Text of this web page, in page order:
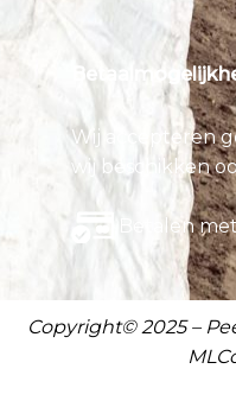
Wij accepteren
wij beschikken
Betalen
Copyright© 2025 –